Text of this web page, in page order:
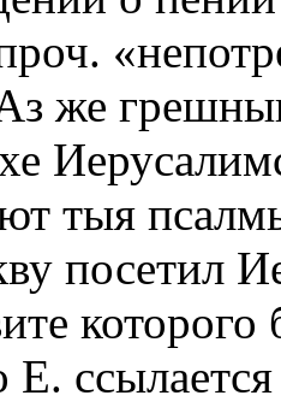
же
тыя
посетил
Е.